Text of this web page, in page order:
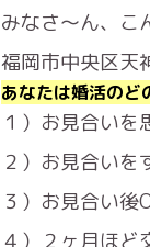
みなさ～ん、こ
福岡市中央区天
あなたは婚活のど
１）お見合いを
２）お見合いを
３）お見合い後
４）２ヶ月ほど